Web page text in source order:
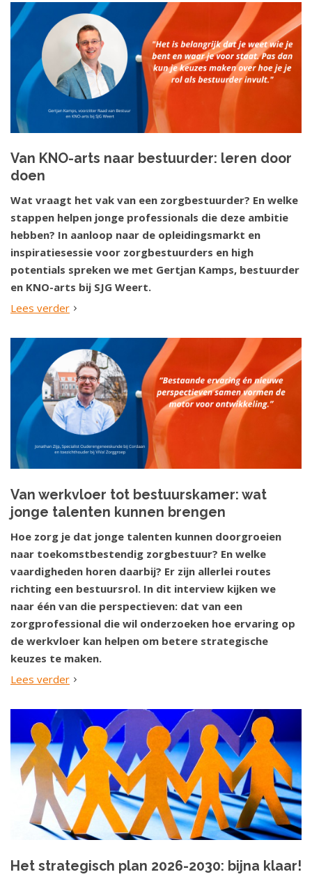
Van KNO-arts naar bestuurder: leren door
doen
Wat vraagt het vak van een zorgbestuurder? En welke
stappen helpen jonge professionals die deze ambitie
hebben? In aanloop naar de opleidingsmarkt en
inspiratiesessie voor zorgbestuurders en high
potentials spreken we met Gertjan Kamps, bestuurder
en KNO-arts bij SJG Weert.
Lees verder
Van werkvloer tot bestuurskamer: wat
jonge talenten kunnen brengen
Hoe zorg je dat jonge talenten kunnen doorgroeien
naar toekomstbestendig zorgbestuur? En welke
vaardigheden horen daarbij? Er zijn allerlei routes
richting een bestuursrol. In dit interview kijken we
naar één van die perspectieven: dat van een
zorgprofessional die wil onderzoeken hoe ervaring op
de werkvloer kan helpen om betere strategische
keuzes te maken.
Lees verder
Het strategisch plan 2026-2030: bijna klaar!